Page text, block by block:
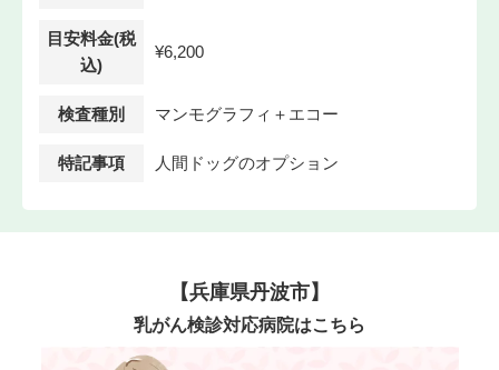
目安料金(税
込)
¥6,200
検査種別 マンモグラフィ＋エコー
特記事項 人間ドッグのオプション
【兵庫県丹波市】
乳がん検診対応病院はこちら